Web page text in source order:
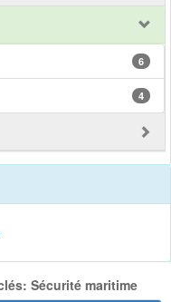
6
4
Sécurité maritime